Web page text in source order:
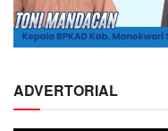
ADVERTORIAL